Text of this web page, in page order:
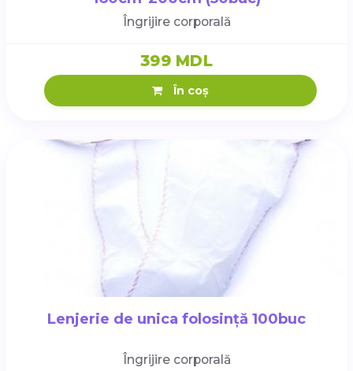
Îngrijire corporală
399 MDL
În coș
Lenjerie de unica folosință 100buc
Îngrijire corporală